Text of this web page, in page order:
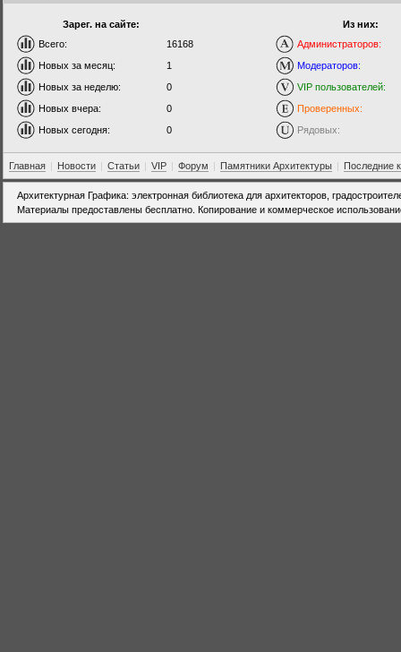
Зарег. на сайте:
Всего:
16168
Новых за месяц:
1
Новых за неделю:
0
Новых вчера:
0
Новых сегодня:
0
Из них:
Администраторов:
Модераторов:
VIP пользователей:
Проверенных:
Рядовых:
Главная | Новости | Статьи | VIP | Форум | Памятники Архитектуры | Последние
Архитектурная Графика: электронная библиотека для архитекторов,
Материалы предоставлены бесплатно. Копирование и коммерческое